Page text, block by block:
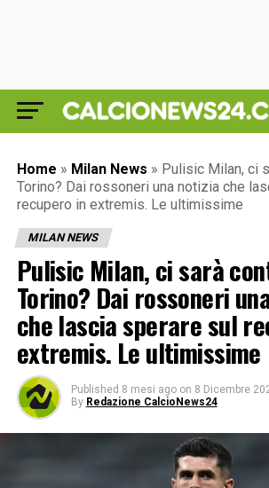
Home » Milan News » Pulisic Milan, ci
Torino? Dai rossoneri una notizia che
recupero in extremis. Le ultimissime
MILAN NEWS
Pulisic Milan, ci sarà
Torino? Dai rossoneri
che lascia sperare sul
extremis. Le ultimissime
Published 8 mesi ago on 8 Dicembre
By Redazione CalcioNews24